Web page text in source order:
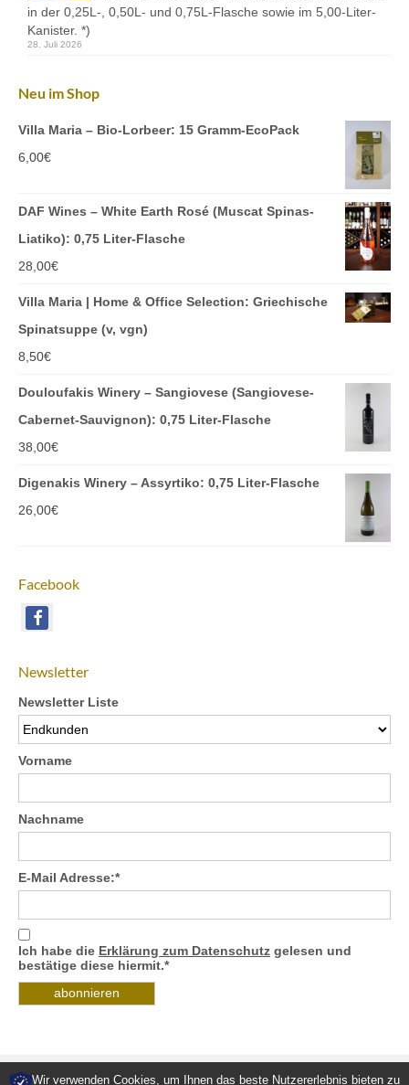
in der 0,25L-, 0,50L- und 0,75L-Flasche sowie im 5,00-Liter-
Kanister. *)
28. Juli 2026
Neu im Shop
Villa Maria – Bio-Lorbeer: 15 Gramm-EcoPack
6,00€
DAF Wines – White Earth Rosé (Muscat Spinas-
Liatiko): 0,75 Liter-Flasche
28,00€
Villa Maria | Home & Office Selection: Griechische
Spinatsuppe (v, vgn)
8,50€
Douloufakis Winery – Sangiovese (Sangiovese-
Cabernet-Sauvignon): 0,75 Liter-Flasche
38,00€
Digenakis Winery – Assyrtiko: 0,75 Liter-Flasche
26,00€
Facebook
Newsletter
Newsletter Liste
Vorname
Nachname
E-Mail Adresse:*
Ich habe die Erklärung zum Datenschutz gelesen und
bestätige diese hiermit.*
Wir verwenden Cookies, um Ihnen das beste Nutzererlebnis bieten zu